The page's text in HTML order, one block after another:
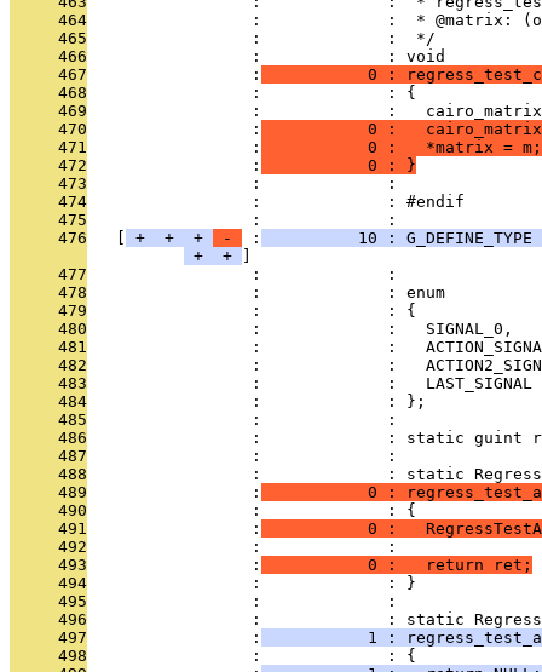
     464
:             :  * @matrix:
     465
                 :             :  */
     466
                 :             : void
     467
                 :
0 :
     468
                 :             : {
     469
:             :
     470
                 :
0 :
     471
                 :
           0 :   *matrix = m;
     472
                 :
           0 : }
     473
                 :             :
     474
                 :             : #endif
     475
                 :             :
     476
+ + + - :
10 : G_DEFINE_TYPE
+
+
     477
                 :             :
     478
                 :             : enum
     479
                 :             : {
     480
                 :             :   SIGNAL_0,
     481
:             :
     482
:             :
     483
                 :             :   LAST_SIGNAL
     484
                 :             : };
     485
                 :             :
     486
:             : static guint
     487
                 :             :
     488
:             : static
     489
                 :
0 :
     490
                 :             : {
     491
                 :
0 :
     492
                 :             :
     493
                 :
           0 :   return ret;
     494
                 :             : }
     495
                 :             :
     496
:             : static
     497
                 :
1 :
     498
                 :             : {